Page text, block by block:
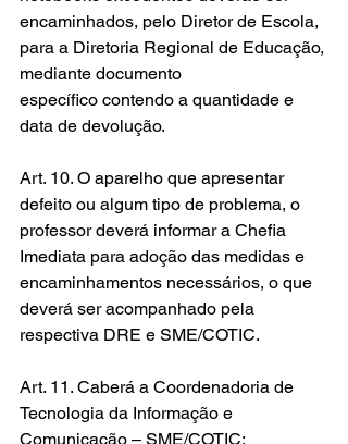
encaminhados, pelo Diretor de Escola,
para a Diretoria Regional de Educação,
mediante documento
específico contendo a quantidade e
data de devolução.
Art. 10. O aparelho que apresentar
defeito ou algum tipo de problema, o
professor deverá informar a Chefia
Imediata para adoção das medidas e
encaminhamentos necessários, o que
deverá ser acompanhado pela
respectiva DRE e SME/COTIC.
Art. 11. Caberá a Coordenadoria de
Tecnologia da Informação e
Comunicação – SME/COTIC: